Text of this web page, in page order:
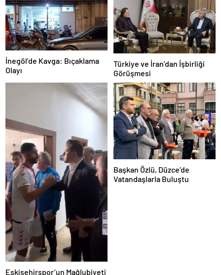
İnegöl’de Kavga: Bıçaklama
Olayı
Türkiye ve İran’dan İşbirliği
Görüşmesi
Eskişehirspor’un Mağlubiyeti
Başkan Özlü, Düzce’de
Vatandaşlarla Buluştu